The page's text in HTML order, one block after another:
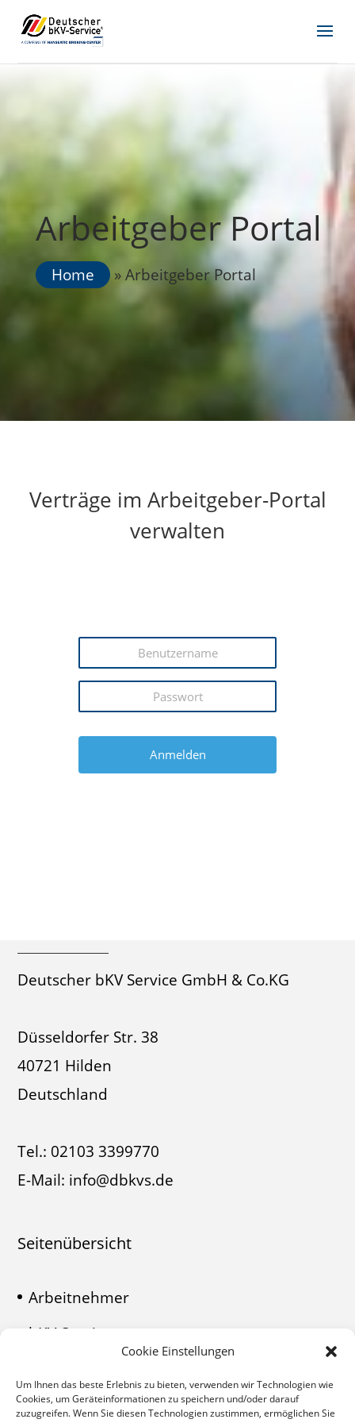
Cookie Einstellungen
Um Ihnen das beste Erlebnis zu bieten, verwenden wir Technologien wie
Cookies, um Geräteinformationen zu speichern und/oder darauf
zuzugreifen. Wenn Sie diesen Technologien zustimmen, ermöglichen Sie
Arbeitgeber Portal
Home »Arbeitgeber Portal
Verträge im Arbeitgeber-Portal
verwalten
Deutscher bKV Service GmbH & Co.KG
Düsseldorfer Str. 38
40721 Hilden
Deutschland
Tel.: 02103 3399770
E-Mail: info@dbkvs.de
Seitenübersicht
Arbeitnehmer
bKV-Service
Antragsformular